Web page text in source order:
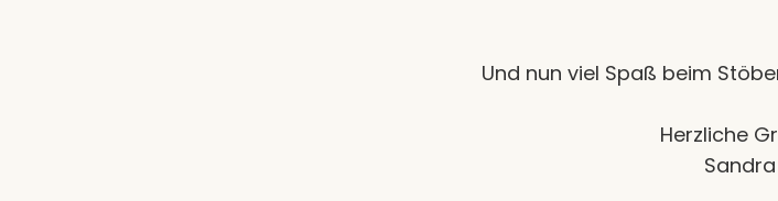
Und nun viel Spaß beim
Herzliche
Sandra